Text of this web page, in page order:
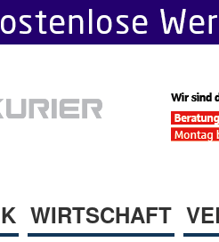
WIRTSCHAFT